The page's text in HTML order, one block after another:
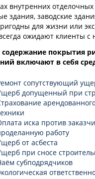
внутренних
здания, заводские
для жизни или
ожидают клиенты
покрытия
включают в себя
сопутствующий
допущенный при
иска против
работу
от асбеста
при сносе
субподрядчиков